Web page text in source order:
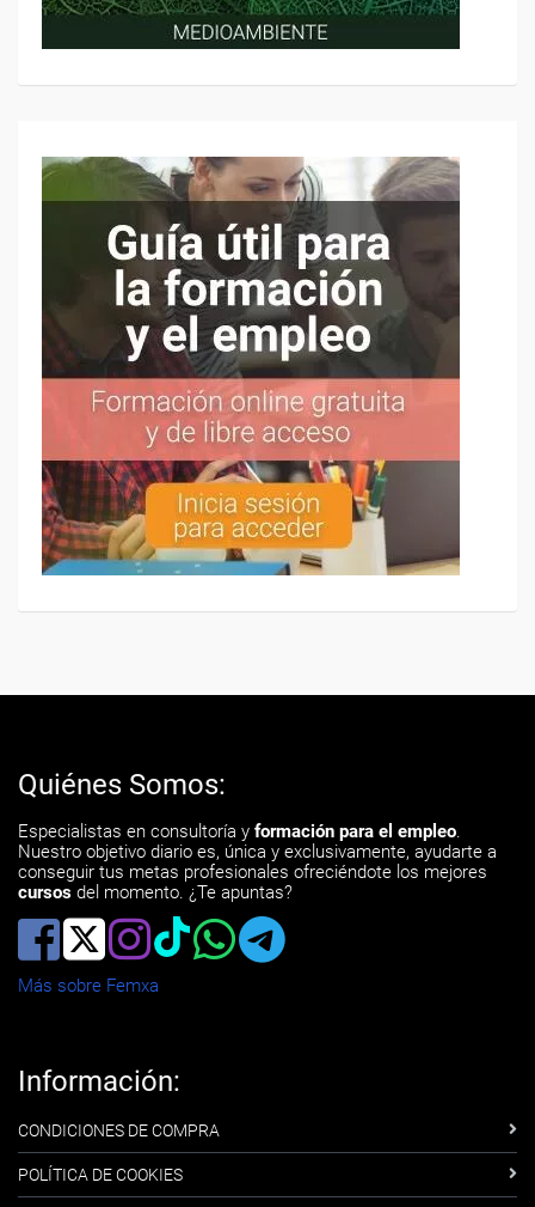
Quiénes Somos:
Especialistas en consultoría y formación para el empleo.
Nuestro objetivo diario es, única y exclusivamente, ayudarte a
conseguir tus metas profesionales ofreciéndote los mejores
cursos del momento. ¿Te apuntas?
Más sobre Femxa
Información:
CONDICIONES DE COMPRA
POLÍTICA DE COOKIES